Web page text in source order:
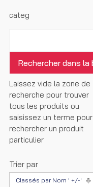
categ
Laissez vide la zone de
recherche pour trouver
tous les produits ou
saisissez un terme pour
rechercher un produit
particulier
Trier par
Classés par Nom ' +/-'